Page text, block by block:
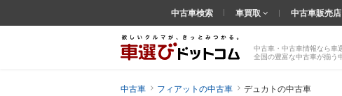
中古車・中古車情報なら車
全国の豊富な中古車が揃う
中古車検索 車買取 中古車販売店
中古車 フィアットの中古車 デュカトの中古車